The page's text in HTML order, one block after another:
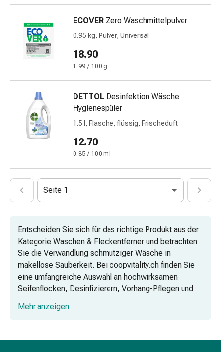
Mücken-
Zeckenschutz
Zeckenpinzette
Anti-
Wurmmittel
Rezeptpflichtige
Arzneimittel
Rezeptpflichtige
Arzneimittel
Vaginalbeschwerden
Menstruation
Wechseljahre
Vitamine
Mineralstoffe
Kombipräparate
Zahn-
&
Mundgesundheit
Kariesprophylaxe
Trockener
Munddesinfektionsmittel
ECOVER Zero Waschmittelpulver
0.95 kg, Pulver, Universal
18.90
1.99 / 100 g
DETTOL Desinfektion Wäsche
Hygienespüler
1.5 l, Flasche, flüssig, Frischeduft
12.70
0.85 / 100 ml
Seite 1
Entscheiden Sie sich für das richtige Produkt aus der
Kategorie Waschen & Fleckentferner und betrachten
Sie die Verwandlung schmutziger Wäsche in
makellose Sauberkeit. Bei coopvitality.ch finden Sie
eine umfangreiche Auswahl an hochwirksamen
Seifenflocken, Desinfizierern, Vorhang-Pflegen und
Kernseifen, die selbst hartnäckige Verschmutzungen
mühelos beseitigen. Entdecken Sie das Geheimnis
Mehr anzeigen